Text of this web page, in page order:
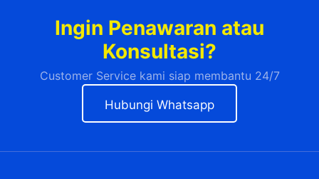
Ingin Penawaran atau
Konsultasi?
Customer Service kami siap membantu 24/7
Hubungi Whatsapp